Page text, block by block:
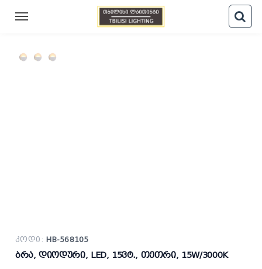
კოდი: HB-568105
ბრა, დიოდური, LED, 15ვტ., თეთრი, 15W/3000K